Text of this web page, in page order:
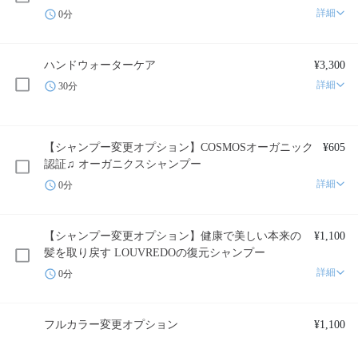
0分 詳細
ハンドウォーターケア ¥3,300
30分 詳細
【シャンプー変更オプション】COSMOSオーガニック
認証♫ オーガニクスシャンプー
¥605
0分 詳細
【シャンプー変更オプション】健康で美しい本来の
髪を取り戻す LOUVREDOの復元シャンプー
¥1,100
0分 詳細
フルカラー変更オプション ¥1,100